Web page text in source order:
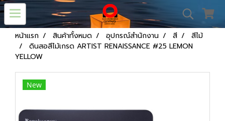
หน้าแรก สินค้าทั้งหมด อุปกรณ์สำนักงาน สี
สีไม้
ดินสอสีไม้เกรด ARTIST RENAISSANCE #25 LEMON
YELLOW
New